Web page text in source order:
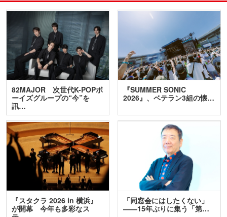
82MAJOR 次世代K-POPボ
ーイズグループの“今”を
訊…
『SUMMER SONIC
2026』、ベテラン3組の懐…
『スタクラ 2026 in 横浜』
が開幕 今年も多彩なス
「同窓会にはしたくない」
――15年ぶりに集う「第…